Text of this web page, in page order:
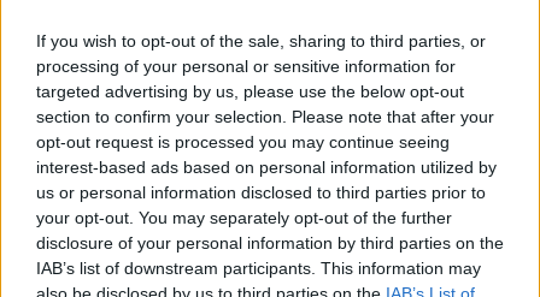
If you wish to opt-out of the sale, sharing to third parties, or
processing of your personal or sensitive information for
targeted advertising by us, please use the below opt-out
section to confirm your selection. Please note that after your
opt-out request is processed you may continue seeing
interest-based ads based on personal information utilized by
us or personal information disclosed to third parties prior to
your opt-out. You may separately opt-out of the further
disclosure of your personal information by third parties on the
IAB’s list of downstream participants. This information may
κερδοφορίας των τραπεζών, η δυναμική επιστροφή της
Metlen, μεγαλώνει ταχύτατα η CrediaBank
06.08.2026 - 22:39
10.000 φορές η διεθνής επιστημονική κοινότητα παρέπεμψε
στο έργο του – Ποιος είναι ο Έλληνας χειρουργός Χρήστος
Κοντοβουνήσιος
06.08.2026 - 14:55
Μιχάλης Τάτσης, Insurance & Healthcare Analyst, διευθυντής
Επιχειρηματικής Ανάπτυξης Ομίλου HHG